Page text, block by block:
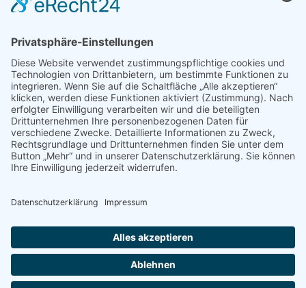
Merkzettel
Vertrag widerrufen
Informationen
Impressum & Disclaimer
AGB und Widerrufsrecht
Verpackung und Versand
Social Media